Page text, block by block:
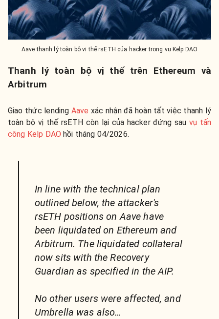
Aave thanh lý toàn bộ vị thế rsETH của hacker trong vụ Kelp DAO
Thanh lý toàn bộ vị thế trên Ethereum và
Arbitrum
Giao thức lending Aave xác nhận đã hoàn tất việc thanh lý
toàn bộ vị thế rsETH còn lại của hacker đứng sau vụ tấn
công Kelp DAO hồi tháng 04/2026.
In line with the technical plan
outlined below, the attacker's
rsETH positions on Aave have
been liquidated on Ethereum and
Arbitrum. The liquidated collateral
now sits with the Recovery
Guardian as specified in the AIP.
No other users were affected, and
Umbrella was also…